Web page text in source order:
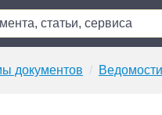
документов Ведомости